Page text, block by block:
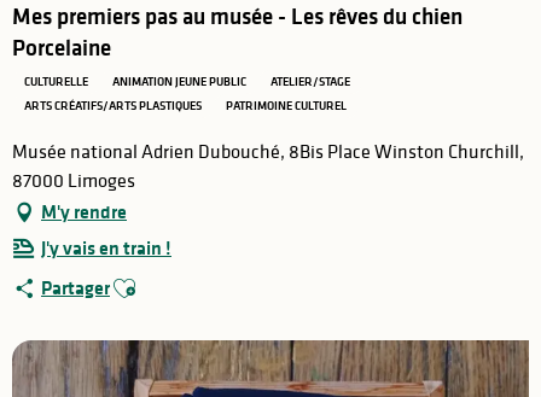
Mes premiers pas au musée - Les rêves du chien
Porcelaine
CULTURELLE ANIMATION JEUNE PUBLIC
ATELIER/STAGE
ARTS CRÉATIFS/ARTS PLASTIQUES
PATRIMOINE CULTUREL
Musée national Adrien Dubouché, 8Bis Place Winston Churchill,
87000 Limoges
M'y rendre
J'y vais en train !
PartagerAjouter aux favoris